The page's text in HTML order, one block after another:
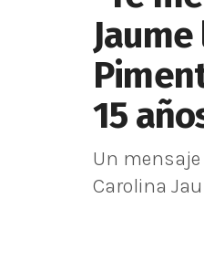
15
Un
Carolina